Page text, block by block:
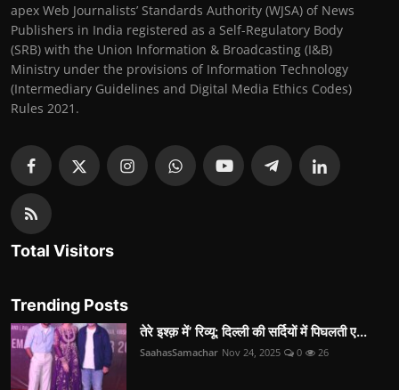
apex Web Journalists’ Standards Authority (WJSA) of News
Publishers in India registered as a Self-Regulatory Body
(SRB) with the Union Information & Broadcasting (I&B)
Ministry under the provisions of Information Technology
(Intermediary Guidelines and Digital Media Ethics Codes)
Rules 2021.
Total Visitors
Trending Posts
तेरे इश्क़ में’ रिव्यू: दिल्ली की सर्दियों में पिघलती ए...
SaahasSamachar Nov 24, 2025 0 26